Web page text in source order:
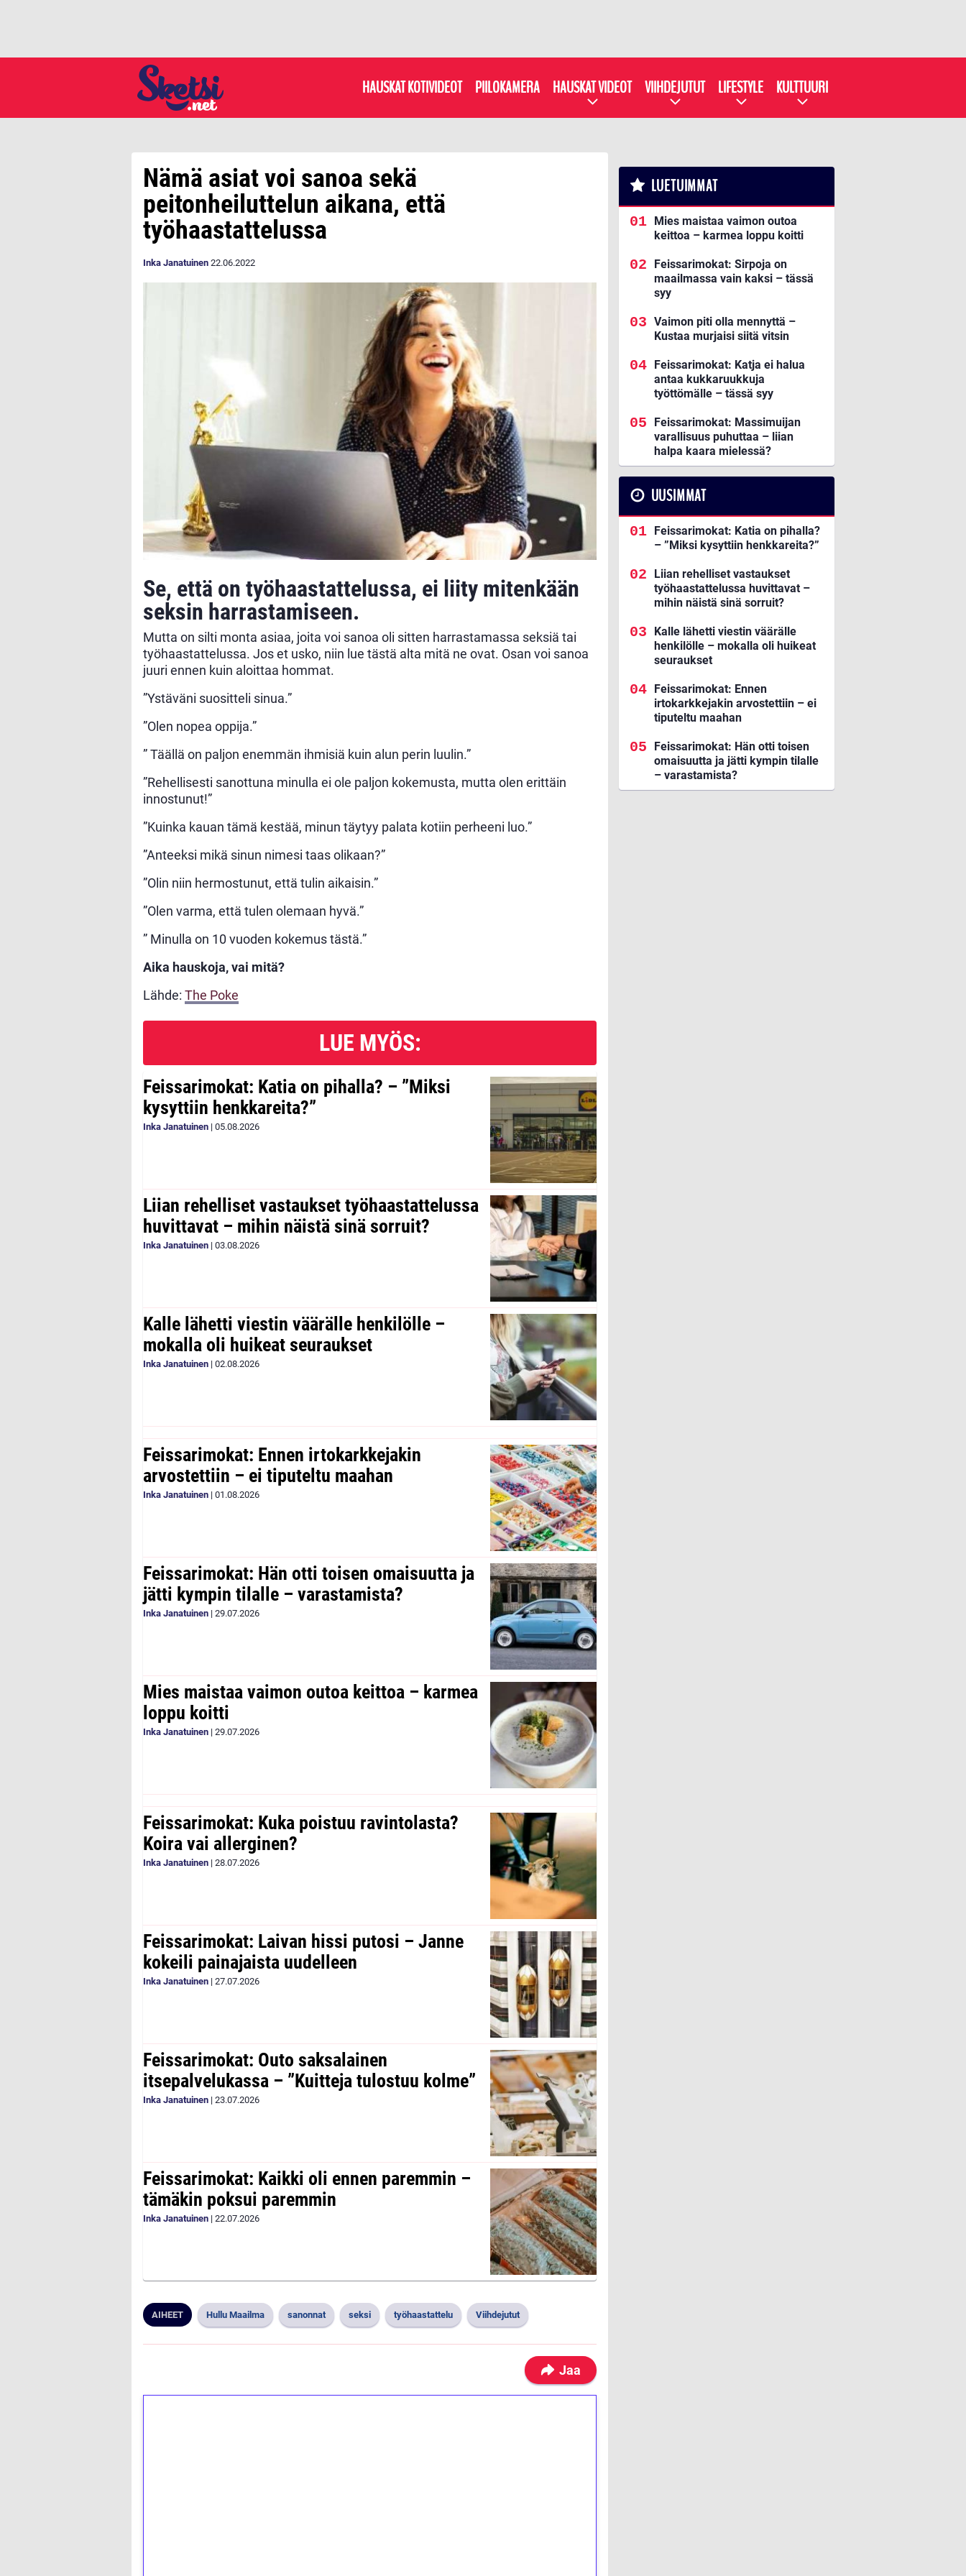
HAUSKAT KOTIVIDEOT PIILOKAMERA HAUSKAT VIDEOT VIIHDEJUTUT LIFESTYLE KULTTUURI
Nämä asiat voi sanoa sekä
peitonheiluttelun aikana, että
työhaastattelussa
Inka Janatuinen 22.06.2022
Se, että on työhaastattelussa, ei liity mitenkään
seksin harrastamiseen.
Mutta on silti monta asiaa, joita voi sanoa oli sitten harrastamassa seksiä tai
työhaastattelussa. Jos et usko, niin lue tästä alta mitä ne ovat. Osan voi sanoa
juuri ennen kuin aloittaa hommat.
”Ystäväni suositteli sinua.”
”Olen nopea oppija.”
” Täällä on paljon enemmän ihmisiä kuin alun perin luulin.”
”Rehellisesti sanottuna minulla ei ole paljon kokemusta, mutta olen erittäin
innostunut!”
”Kuinka kauan tämä kestää, minun täytyy palata kotiin perheeni luo.”
”Anteeksi mikä sinun nimesi taas olikaan?”
”Olin niin hermostunut, että tulin aikaisin.”
”Olen varma, että tulen olemaan hyvä.”
” Minulla on 10 vuoden kokemus tästä.”
Aika hauskoja, vai mitä?
Lähde: The Poke
LUE MYÖS:
Feissarimokat: Katia on pihalla? – ”Miksi
kysyttiin henkkareita?”
Inka Janatuinen | 05.08.2026
Liian rehelliset vastaukset työhaastattelussa
huvittavat – mihin näistä sinä sorruit?
Inka Janatuinen | 03.08.2026
Kalle lähetti viestin väärälle henkilölle –
mokalla oli huikeat seuraukset
Inka Janatuinen | 02.08.2026
Feissarimokat: Ennen irtokarkkejakin
arvostettiin – ei tiputeltu maahan
Inka Janatuinen | 01.08.2026
Feissarimokat: Hän otti toisen omaisuutta ja
jätti kympin tilalle – varastamista?
Inka Janatuinen | 29.07.2026
Mies maistaa vaimon outoa keittoa – karmea
loppu koitti
Inka Janatuinen | 29.07.2026
Feissarimokat: Kuka poistuu ravintolasta?
Koira vai allerginen?
Inka Janatuinen | 28.07.2026
Feissarimokat: Laivan hissi putosi – Janne
kokeili painajaista uudelleen
Inka Janatuinen | 27.07.2026
Feissarimokat: Outo saksalainen
itsepalvelukassa – ”Kuitteja tulostuu kolme”
Inka Janatuinen | 23.07.2026
Feissarimokat: Kaikki oli ennen paremmin –
tämäkin poksui paremmin
Inka Janatuinen | 22.07.2026
AIHEET Hullu Maailma sanonnat seksi työhaastattelu Viihdejutut
Jaa
LUETUIMMAT
Mies maistaa vaimon outoa
keittoa – karmea loppu koitti
Feissarimokat: Sirpoja on
maailmassa vain kaksi – tässä
syy
Vaimon piti olla mennyttä –
Kustaa murjaisi siitä vitsin
Feissarimokat: Katja ei halua
antaa kukkaruukkuja
työttömälle – tässä syy
Feissarimokat: Massimuijan
varallisuus puhuttaa – liian
halpa kaara mielessä?
UUSIMMAT
Feissarimokat: Katia on pihalla?
– ”Miksi kysyttiin henkkareita?”
Liian rehelliset vastaukset
työhaastattelussa huvittavat –
mihin näistä sinä sorruit?
Kalle lähetti viestin väärälle
henkilölle – mokalla oli huikeat
seuraukset
Feissarimokat: Ennen
irtokarkkejakin arvostettiin – ei
tiputeltu maahan
Feissarimokat: Hän otti toisen
omaisuutta ja jätti kympin tilalle
– varastamista?